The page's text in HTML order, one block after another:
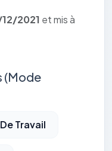
2021 et mis à
(Mode
Travail